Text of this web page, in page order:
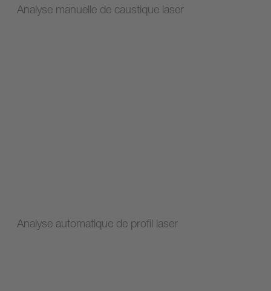
Analyse manuelle de caustique laser​
Analyse automatique de profil laser​